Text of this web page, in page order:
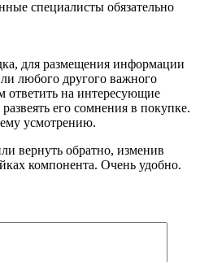
специалисты обязательно
для размещения информации
любого другого важного
ответить на интересующие
его сомнения в покупке.
усмотрению.
вернуть обратно, изменив
компонента. Очень удобно.